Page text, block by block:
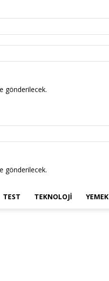
gönderilecek.
gönderilecek.
TEST TEKNOLOJI YEMEK